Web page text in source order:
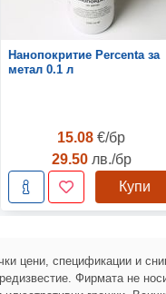
Нанопокритие Percenta за
метал 0.1 л
15.08€/бр
29.50 лв./бр
Купи
цени, спецификации и
Фирмата не